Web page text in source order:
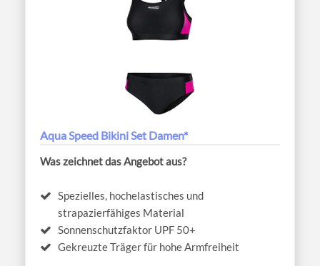
Aqua Speed Bikini Set Damen*
Was zeichnet das Angebot aus?
Spezielles, hochelastisches und
strapazierfähiges Material
Sonnenschutzfaktor UPF 50+
Gekreuzte Träger für hohe Armfreiheit